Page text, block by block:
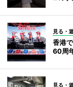
見る・
香港
60周
見る・